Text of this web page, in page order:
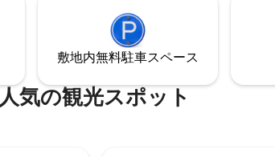
している大きなベッドで、
川の字でご就寝頂けます (総
隣のローソファも同じ高さ
なで楽し
ゲームとカードゲーム ・みん
ながらプロジェクターで映
んなで遊べるNintendo Switch
だけます。車で
歩いて３〜４分
ーキングがいくつか
日本古民家を体
切一軒家です。
適。 エアコン・
完備。ワーケーション
敷地内無料駐⁠車ス⁠ペ⁠ー⁠ス
気⁠の観⁠光⁠ス⁠ポ⁠ッ⁠ト